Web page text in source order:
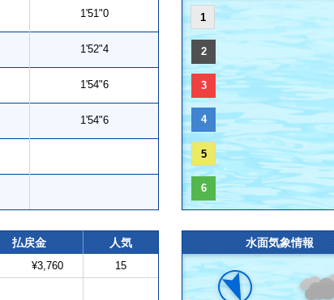
1'51"0
1'52"4
1'54"6
1'54"6
1
2
3
4
5
6
払戻金 人気
¥3,760 15
水面気象情報